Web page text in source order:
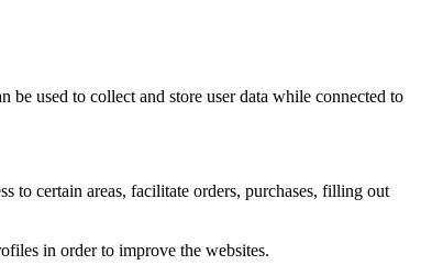
be used to collect and store user data while connected to
to certain areas, facilitate orders, purchases, filling out
in order to improve the websites.